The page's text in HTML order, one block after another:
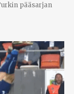
pääsarjan